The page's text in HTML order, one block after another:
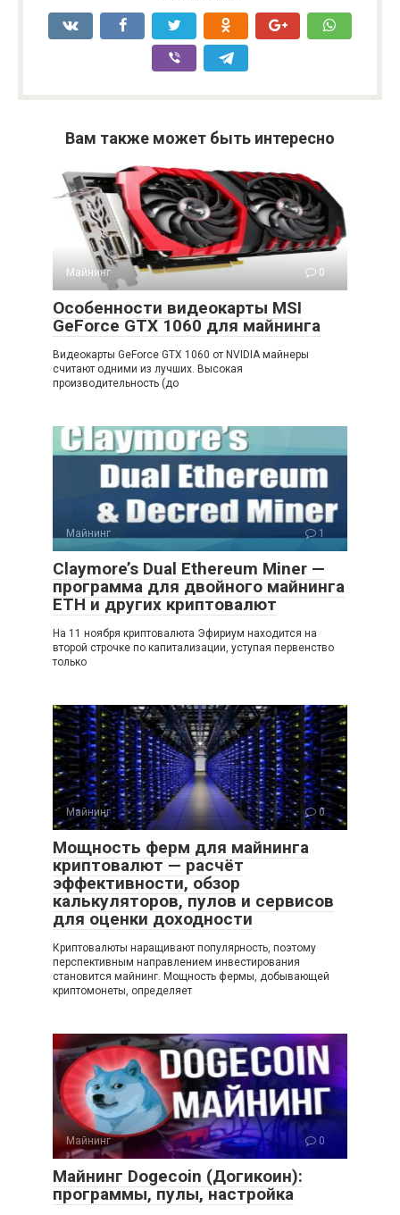
Вам также может быть интересно
Майнинг 0
Особенности видеокарты MSI
GeForce GTX 1060 для майнинга
Видеокарты GeForce GTX 1060 от NVIDIA майнеры
считают одними из лучших. Высокая
производительность (до
Майнинг 1
Claymore’s Dual Ethereum Miner —
программа для двойного майнинга
ETH и других криптовалют
На 11 ноября криптовалюта Эфириум находится на
второй строчке по капитализации, уступая первенство
только
Майнинг 0
Мощность ферм для майнинга
криптовалют — расчёт
эффективности, обзор
калькуляторов, пулов и сервисов
для оценки доходности
Криптовалюты наращивают популярность, поэтому
перспективным направлением инвестирования
становится майнинг. Мощность фермы, добывающей
криптомонеты, определяет
Майнинг 0
Майнинг Dogecoin (Догикоин):
программы, пулы, настройка